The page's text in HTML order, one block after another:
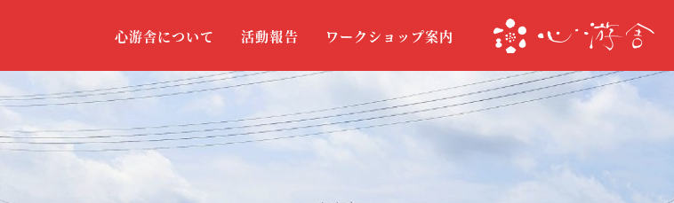
心游舎について 活動報告 ワークショップ案内